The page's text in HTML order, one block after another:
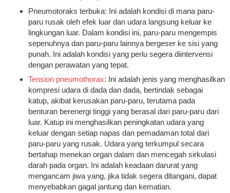
Pneumotoraks terbuka: Ini adalah kondisi di mana paru-
paru rusak oleh efek luar dan udara langsung keluar ke
lingkungan luar. Dalam kondisi ini, paru-paru mengempis
sepenuhnya dan paru-paru lainnya bergeser ke sisi yang
punah. Ini adalah kondisi yang perlu segera diintervensi
dengan perawatan yang tepat.
Tension pneumothorax: Ini adalah jenis yang menghasilkan
kompresi udara di dada dan dada, bertindak sebagai
katup, akibat kerusakan paru-paru, terutama pada
benturan berenergi tinggi yang berasal dari paru-paru dari
luar. Katup ini menghasilkan peningkatan udara yang
keluar dengan setiap napas dan pemadaman total dari
paru-paru yang rusak. Udara yang terkumpul secara
bertahap menekan organ dalam dan mencegah sirkulasi
darah pada organ. Ini adalah keadaan darurat yang
mengancam jiwa yang, jika tidak segera ditangani, dapat
menyebabkan gagal jantung dan kematian.